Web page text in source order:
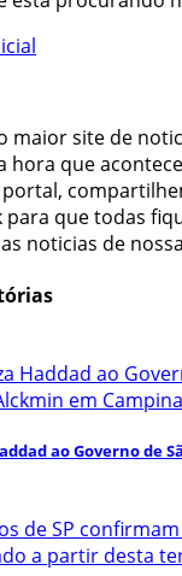
maior site de
hora que
para que todas
noticias de
ao Governo de